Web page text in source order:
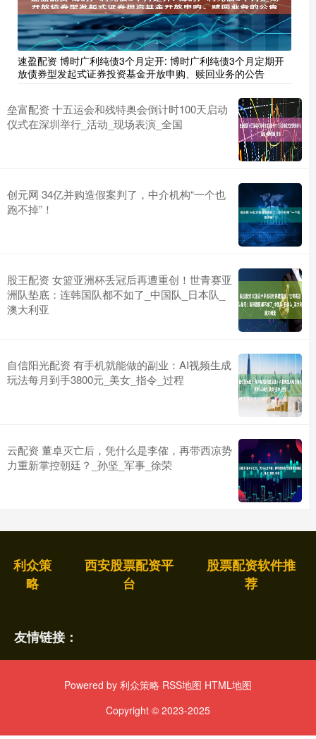
速盈配资 博时广利纯债3个月定开: 博时广利纯债3个月定期开
放债券型发起式证券投资基金开放申购、赎回业务的公告
垒富配资 十五运会和残特奥会倒计时100天启动
仪式在深圳举行_活动_现场表演_全国
创元网 34亿并购造假案判了，中介机构“一个也
跑不掉”！
股王配资 女篮亚洲杯丢冠后再遭重创！世青赛亚
洲队垫底：连韩国队都不如了_中国队_日本队_
澳大利亚
自信阳光配资 有手机就能做的副业：AI视频生成
玩法每月到手3800元_美女_指令_过程
云配资 董卓灭亡后，凭什么是李傕，再带西凉势
力重新掌控朝廷？_孙坚_军事_徐荣
利众策
略
西安股票配资平
台
股票配资软件推
荐
友情链接：
Powered by 利众策略 RSS地图 HTML地图
Copyright © 2023-2025